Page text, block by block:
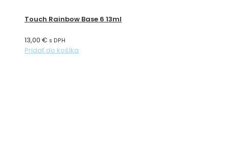
Touch Rainbow Base 6 13ml
13,00 € s DPH
Pridať do košíka